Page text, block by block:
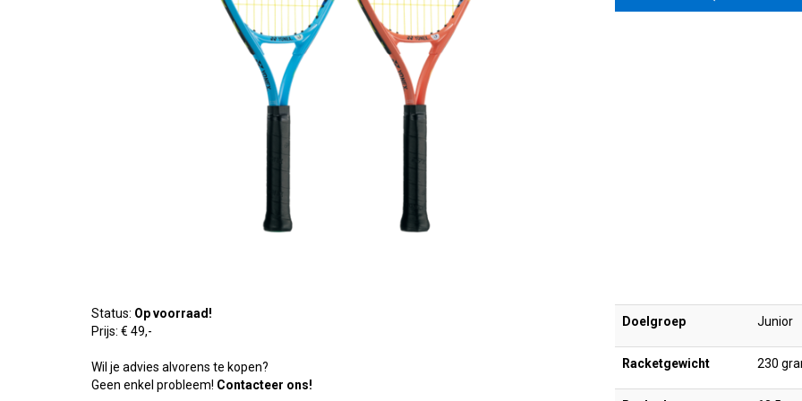
Status: Op voorraad!
Prijs: € 49,-
Wil je advies alvorens te kopen?
Geen enkel probleem! Contacteer ons!
Doelgroep Junior
Racketgewicht 230